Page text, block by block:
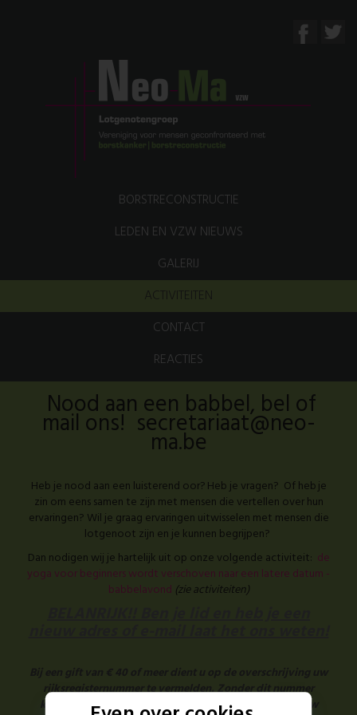
BORSTRECONSTRUCTIE
LEDEN EN VZW NIEUWS
GALERIJ
ACTIVITEITEN
CONTACT
REACTIES
Nood aan een babbel, bel of
mail ons! secretariaat@neo-
ma.be
Heb je nood aan een luisterend oor? Heb je vragen? Of heb je
zin om eens samen te zijn met mensen die vertellen over hun
ervaringen? Wil je graag ervaringen uitwisselen met mensen die
lotgenoot zijn en je kunnen begrijpen?
Dan nodigen wij je hartelijk uit op onze volgende activiteit: de
yoga voor beginners wordt verschoven naar een latere datum -
babbelavond (zie activiteiten)
rijksregisternummer te vermelden. Zonder dit nummer
kunnen wij u geen fiscaal attest bezorgen. Dank voor uw